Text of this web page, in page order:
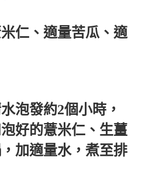
仁、適量苦瓜、適
泡發約2個小時，
好的薏米仁、生薑
加適量水，煮至排